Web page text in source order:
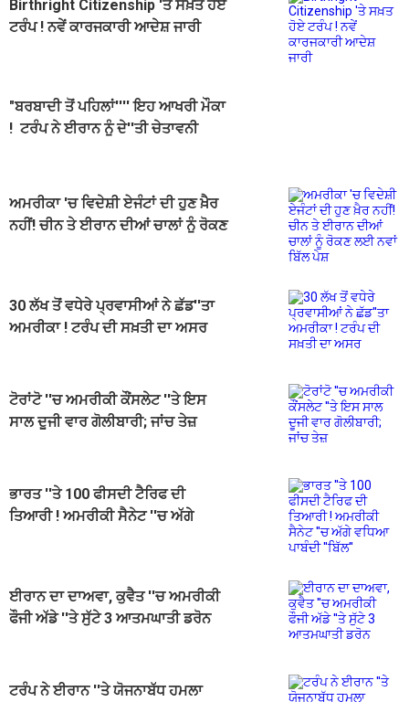
Birthright Citizenship 'ਤੇ ਸਖ਼ਤ ਹੋਏ
ਟਰੰਪ ! ਨਵੇਂ ਕਾਰਜਕਾਰੀ ਆਦੇਸ਼ ਜਾਰੀ
"ਬਰਬਾਦੀ ਤੋਂ ਪਹਿਲਾਂ'''' ਇਹ ਆਖਰੀ ਮੌਕਾ
! ਟਰੰਪ ਨੇ ਈਰਾਨ ਨੂੰ ਦੇ''ਤੀ ਚੇਤਾਵਨੀ
ਅਮਰੀਕਾ 'ਚ ਵਿਦੇਸ਼ੀ ਏਜੰਟਾਂ ਦੀ ਹੁਣ ਖ਼ੈਰ
ਨਹੀਂ! ਚੀਨ ਤੇ ਈਰਾਨ ਦੀਆਂ ਚਾਲਾਂ ਨੂੰ ਰੋਕਣ
30 ਲੱਖ ਤੋਂ ਵਧੇਰੇ ਪ੍ਰਵਾਸੀਆਂ ਨੇ ਛੱਡ''ਤਾ
ਅਮਰੀਕਾ ! ਟਰੰਪ ਦੀ ਸਖ਼ਤੀ ਦਾ ਅਸਰ
ਟੋਰਾਂਟੋ ''ਚ ਅਮਰੀਕੀ ਕੌਂਸਲੇਟ ''ਤੇ ਇਸ
ਸਾਲ ਦੂਜੀ ਵਾਰ ਗੋਲੀਬਾਰੀ; ਜਾਂਚ ਤੇਜ਼
ਭਾਰਤ ''ਤੇ 100 ਫੀਸਦੀ ਟੈਰਿਫ ਦੀ
ਤਿਆਰੀ ! ਅਮਰੀਕੀ ਸੈਨੇਟ ''ਚ ਅੱਗੇ
ਈਰਾਨ ਦਾ ਦਾਅਵਾ, ਕੁਵੈਤ ''ਚ ਅਮਰੀਕੀ
ਫੌਜੀ ਅੱਡੇ ''ਤੇ ਸੁੱਟੇ 3 ਆਤਮਘਾਤੀ ਡਰੋਨ
ਟਰੰਪ ਨੇ ਈਰਾਨ ''ਤੇ ਯੋਜਨਾਬੱਧ ਹਮਲਾ